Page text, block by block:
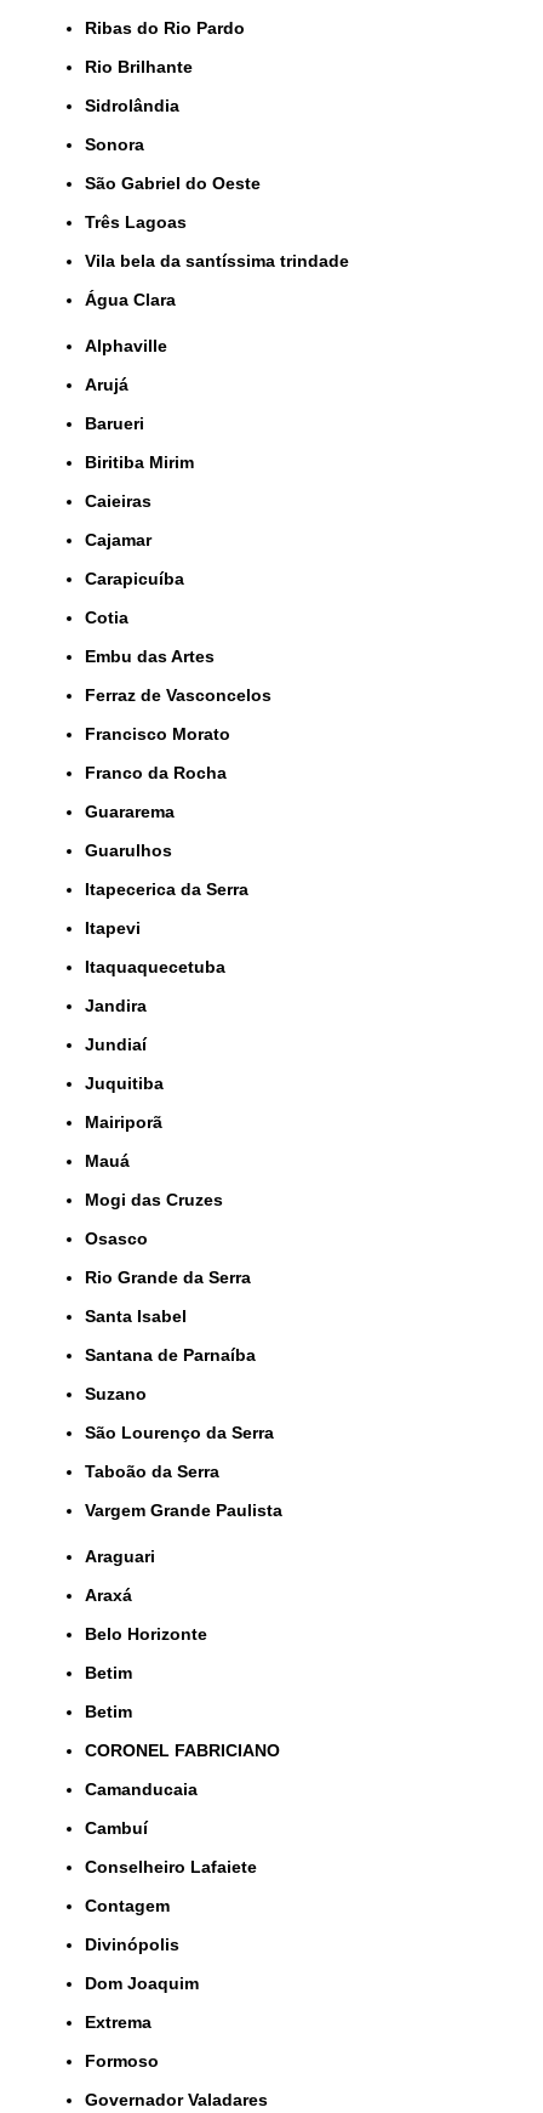
Ribas do Rio Pardo
Rio Brilhante
Sidrolândia
Sonora
São Gabriel do Oeste
Três Lagoas
Vila bela da santíssima trindade
Água Clara
Alphaville
Arujá
Barueri
Biritiba Mirim
Caieiras
Cajamar
Carapicuíba
Cotia
Embu das Artes
Ferraz de Vasconcelos
Francisco Morato
Franco da Rocha
Guararema
Guarulhos
Itapecerica da Serra
Itapevi
Itaquaquecetuba
Jandira
Jundiaí
Juquitiba
Mairiporã
Mauá
Mogi das Cruzes
Osasco
Rio Grande da Serra
Santa Isabel
Santana de Parnaíba
Suzano
São Lourenço da Serra
Taboão da Serra
Vargem Grande Paulista
Araguari
Araxá
Belo Horizonte
Betim
Betim
CORONEL FABRICIANO
Camanducaia
Cambuí
Conselheiro Lafaiete
Contagem
Divinópolis
Dom Joaquim
Extrema
Formoso
Governador Valadares